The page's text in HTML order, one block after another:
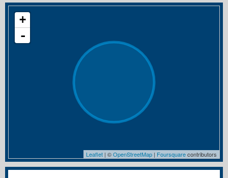
+
-
Leaflet | ©OpenStreetMap | Foursquarecontributors